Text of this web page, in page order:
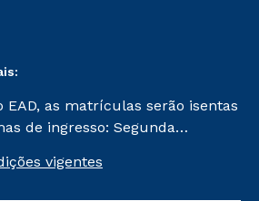
EAD, as matrículas serão isentas
de ingresso: Segunda
taxa de matrícula será de R$
vigentes